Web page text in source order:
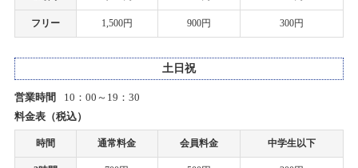
アオシマ グラチャンシリーズ タムタム限定再生産商品のご案内
上里店サーキットお休みのお知らせ
2019/10/11
台風19号の影響による臨時休業および営業時間変更のお知らせ
T.D.R.2023 HIROSHIMA 開催！
2023/10/22(日)～2023/10/22(日)
カテゴリ：ラジコン
お客様感謝祭2023夏プレゼント当選発表のお知らせ
2023/08/26(土)
フリー 1,500円 900円 300円
土日祝
営業時間
10：00～19：30
料金表（税込）
時間 通常料金 会員料金 中学生以下